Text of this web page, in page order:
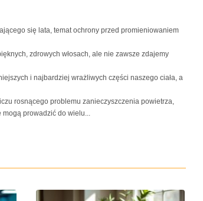
się lata, temat ochrony przed promieniowaniem
zdrowych włosach, ale nie zawsze zdajemy
i najbardziej wrażliwych części naszego ciała, a
rosnącego problemu zanieczyszczenia powietrza,
mogą prowadzić do wielu...